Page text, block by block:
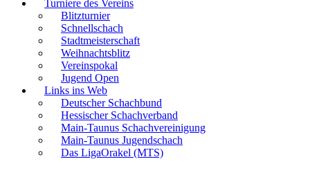
Turniere des Vereins
Blitzturnier
Schnellschach
Stadtmeisterschaft
Weihnachtsblitz
Vereinspokal
Jugend Open
Links ins Web
Deutscher Schachbund
Hessischer Schachverband
Main-Taunus Schachvereinigung
Main-Taunus Jugendschach
Das LigaOrakel (MTS)